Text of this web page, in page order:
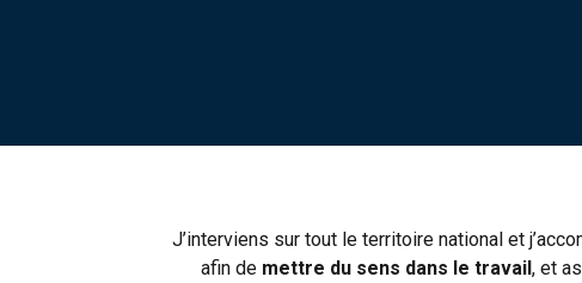
J’interviens sur tout le territoire national et
afin de mettre du sens dans le travail , et